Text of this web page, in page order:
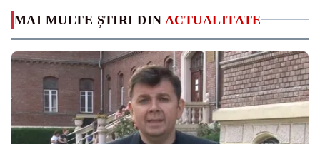
MAI MULTE ȘTIRI DIN ACTUALITATE